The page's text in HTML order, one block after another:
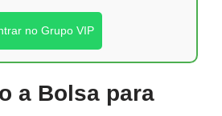
no Grupo VIP
a Bolsa para